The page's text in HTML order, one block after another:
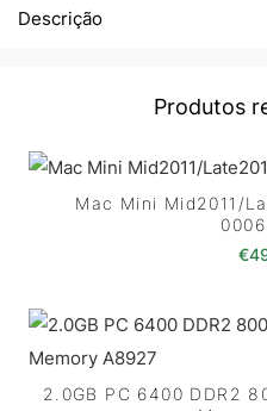
Descrição
Produtos
Mac Mini Mid2011/
€
2.0GB PC 6400 DDR2